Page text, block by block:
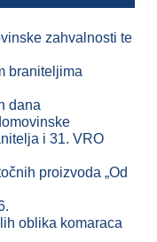
zahvalnosti te
braniteljima
dana
i 31. VRO
proizvoda „Od
oblika komaraca